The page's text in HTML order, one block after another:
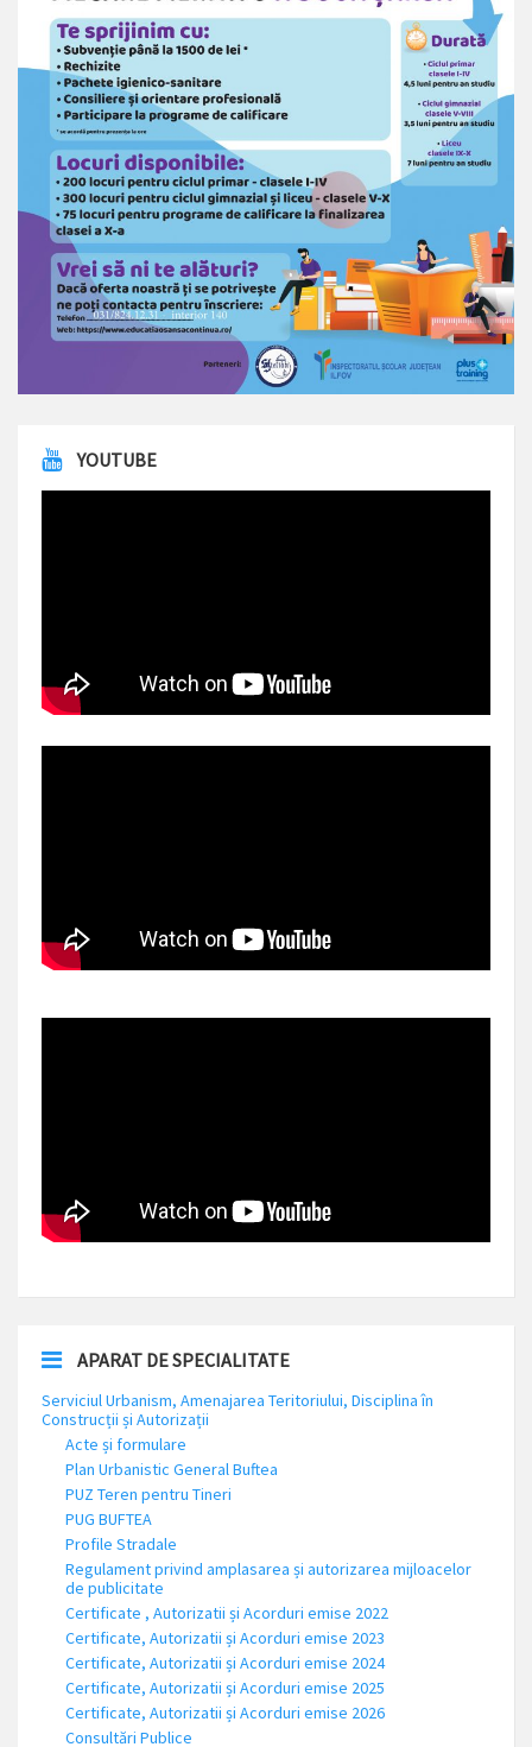
YOUTUBE
APARAT DE SPECIALITATE
Serviciul Urbanism, Amenajarea Teritoriului, Disciplina în
Construcții și Autorizații
Acte și formulare
Plan Urbanistic General Buftea
PUZ Teren pentru Tineri
PUG BUFTEA
Profile Stradale
Regulament privind amplasarea și autorizarea mijloacelor
de publicitate
Certificate , Autorizatii și Acorduri emise 2022
Certificate, Autorizatii și Acorduri emise 2023
Certificate, Autorizatii și Acorduri emise 2024
Certificate, Autorizatii și Acorduri emise 2025
Certificate, Autorizatii și Acorduri emise 2026
Consultări Publice